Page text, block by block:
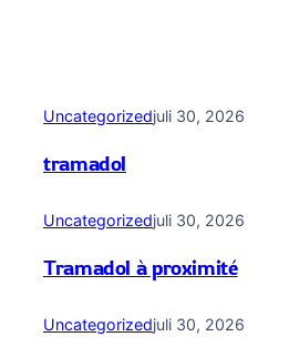
Uncategorizedjuli 30, 2026
tramadol
Uncategorizedjuli 30, 2026
Tramadol à proximité
Uncategorizedjuli 30, 2026